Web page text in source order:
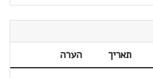
תאריך
הערה